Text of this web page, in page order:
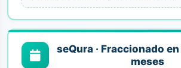
seQura · Fraccionado en
meses